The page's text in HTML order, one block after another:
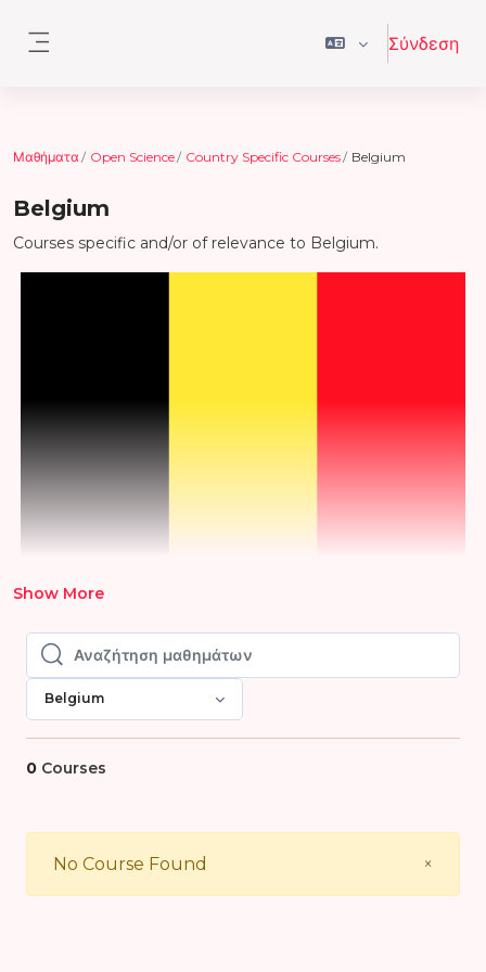
Σύνδεση
Μαθήματα Open Science Country Specific Courses Belgium
Belgium
Courses specific and/or of relevance to Belgium.
Show More
Αναζήτηση μαθημάτων
Αναζήτηση μαθημάτων
Belgium
0 Courses
×
No Course Found